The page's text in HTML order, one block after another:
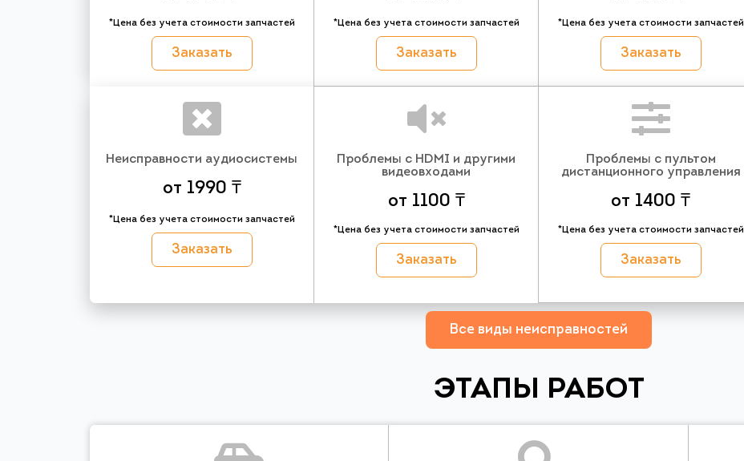
*Цена без учета стоимости запчастей
Заказать
*Цена без учета стоимости запчастей
Заказать
*Цена без учета стоимости запчастей
Заказать
Неисправности аудиосистемы
от 1990 ₸
*Цена без учета стоимости запчастей
Заказать
Проблемы с HDMI и другими
видеовходами
от 1100 ₸
*Цена без учета стоимости запчастей
Заказать
Проблемы с пультом
дистанционного управления
от 1400 ₸
*Цена без учета стоимости запчастей
Заказать
Все виды неисправностей
ЭТАПЫ РАБОТ